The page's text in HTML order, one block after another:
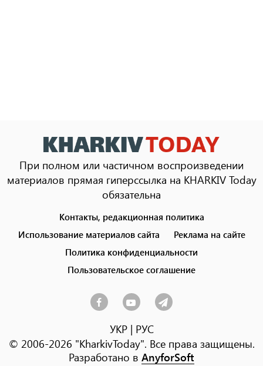
При полном или частичном воспроизведении
материалов прямая гиперссылка на KHARKIV Today
обязательна
menu
Контакты, редакционная политика
Использование материалов сайта
Реклама на сайте
Политика конфиденциальности
Пользовательское соглашение
УКР| РУС
© 2006-2026 "KharkivToday". Все права защищены.
Разработано в AnyforSoft